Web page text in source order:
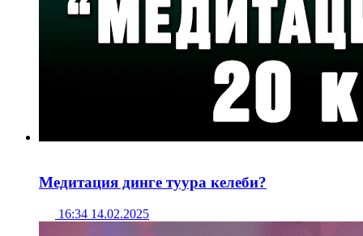
Медитация динге туура келеби?
16:34 14.02.2025